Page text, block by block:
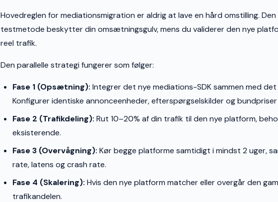
Hovedreglen for mediationsmigration er aldrig at lave en hård omstilling. Den
testmetode beskytter din omsætningsgulv, mens du validerer den nye
reel trafik.
Den parallelle strategi fungerer som følger:
Fase 1 (Opsætning): Integrer det nye mediations-SDK sammen med
Konfigurer identiske annonceenheder, efterspørgselskilder og
Fase 2 (Trafikdeling): Rut 10–20% af din trafik til den nye platform,
eksisterende.
Fase 3 (Overvågning): Kør begge platforme samtidigt i mindst 2 uger,
rate, latens og crash rate.
Fase 4 (Skalering): Hvis den nye platform matcher eller overgår den
trafikandelen.